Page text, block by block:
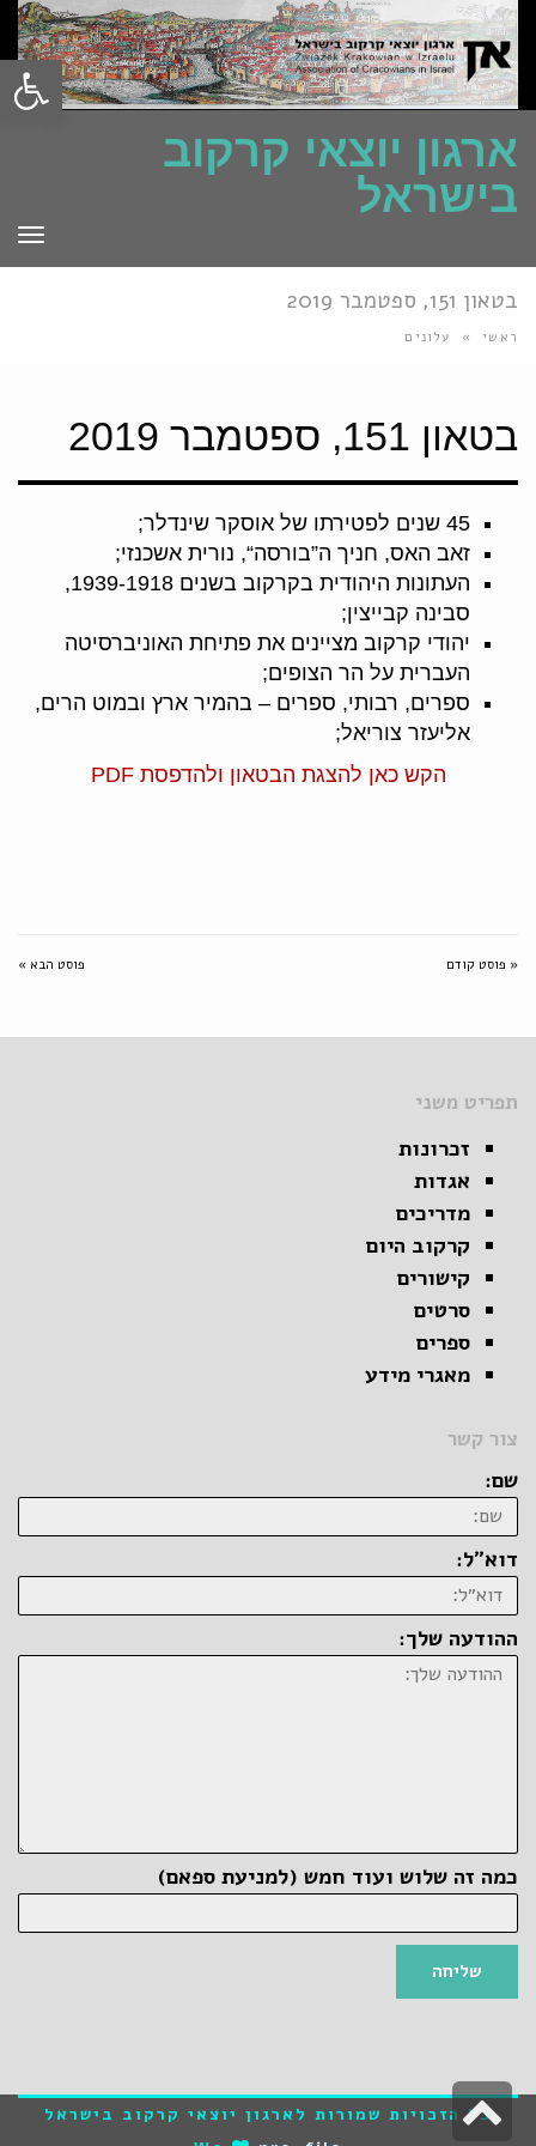
פתח
ארגון יוצאי קרקוב
בישראל
בטאון 151, ספטמבר 2019
ראשי » עלונים
בטאון 151, ספטמבר 2019
45 שנים לפטירתו של אוסקר שינדלר;
זאב האס, חניך ה”בורסה“, נורית אשכנזי;
העתונות היהודית בקרקוב בשנים 1939-1918,
סבינה קבייצין;
יהודי קרקוב מציינים את פתיחת האוניברסיטה
העברית על הר הצופים;
ספרים, רבותי, ספרים – בהמיר ארץ ובמוט הרים,
אליעזר צוריאל;
הקש כאן להצגת הבטאון ולהדפסת PDF
« פוסט קודם פוסט הבא »
תפריט משני
זכרונות
אגדות
מדריכים
קרקוב היום
קישורים
סרטים
ספרים
מאגרי מידע
צור קשר
שם:
דוא״ל:
ההודעה שלך:
כמה זה שלוש ועוד חמש (למניעת ספאם)
שליחה
כל הזכויות שמורות לארגון יוצאי קרקוב בישראל
גלילה